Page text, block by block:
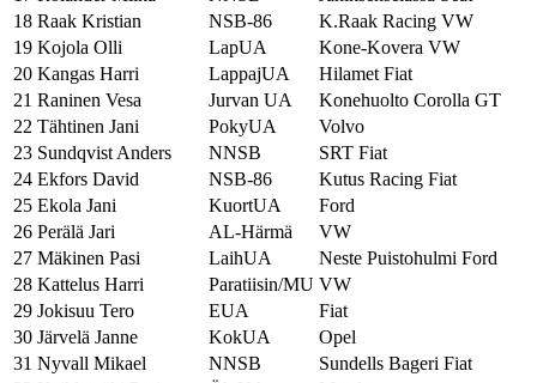
18 Raak Kristian NSB-86
K.Raak Racing VW
19 Kojola Olli LapUA
Kone-Kovera VW
20 Kangas Harri LappajUA
Hilamet Fiat
21 Raninen Vesa Jurvan UA
Konehuolto Corolla GT
22 Tähtinen Jani PokyUA
Volvo
23 Sundqvist Anders NNSB
SRT Fiat
24 Ekfors David NSB-86
Kutus Racing Fiat
25 Ekola Jani KuortUA
Ford
26 Perälä Jari AL-Härmä
VW
27 Mäkinen Pasi LaihUA
Neste Puistohulmi Ford
28 Kattelus Harri Paratiisin/MU VW
29 Jokisuu Tero EUA
Fiat
30 Järvelä Janne KokUA
Opel
31 Nyvall Mikael NNSB
Sundells Bageri Fiat